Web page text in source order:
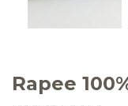
Rapee